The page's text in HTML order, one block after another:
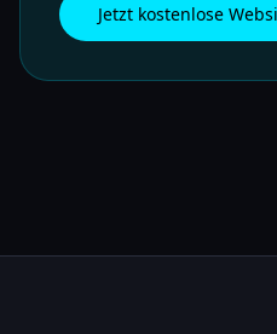
Jetzt kostenlose